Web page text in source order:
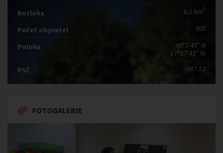
Rozloha 8,1 km2
Počet obyvatel 308
Poloha
49°7′47″ N
17°37′42″ W
PSČ
687 12
FOTOGALERIE